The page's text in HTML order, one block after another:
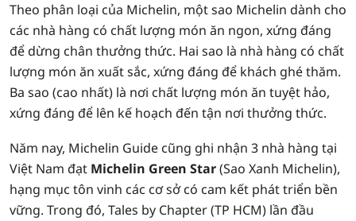
Theo phân loại của Michelin, một sao Michelin dành cho
các nhà hàng có chất lượng món ăn ngon, xứng đáng
để dừng chân thưởng thức. Hai sao là nhà hàng có chất
lượng món ăn xuất sắc, xứng đáng để khách ghé thăm.
Ba sao (cao nhất) là nơi chất lượng món ăn tuyệt hảo,
xứng đáng để lên kế hoạch đến tận nơi thưởng thức.
Năm nay, Michelin Guide cũng ghi nhận 3 nhà hàng tại
Việt Nam đạt Michelin Green Star(Sao Xanh Michelin),
hạng mục tôn vinh các cơ sở có cam kết phát triển bền
vững. Trong đó, Tales by Chapter (TP HCM) lần đầu